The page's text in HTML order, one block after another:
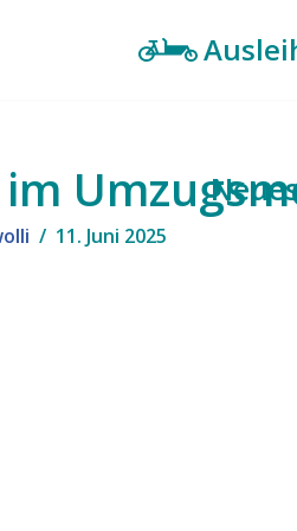
11. Juni 2025